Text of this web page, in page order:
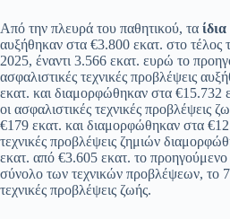
Από την πλευρά του παθητικού, τα
αυξήθηκαν στα €3.800 εκατ. στο τέλος
2025, έναντι 3.566 εκατ. ευρώ το
ασφαλιστικές τεχνικές προβλέψεις
εκατ. και διαμορφώθηκαν στα €15.732
οι ασφαλιστικές τεχνικές προβλέψεις
€179 εκατ. και διαμορφώθηκαν στα
τεχνικές προβλέψεις ζημιών
εκατ. από €3.605 εκατ. το
σύνολο των τεχνικών προβλέψεων, το
τεχνικές προβλέψεις ζωής.